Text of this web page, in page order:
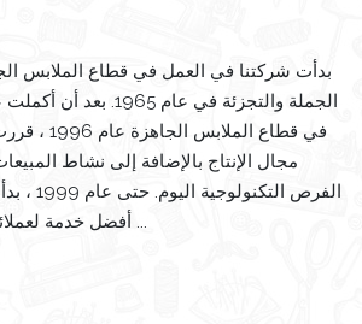
بدأت شركتنا في العمل في قطاع الملابس
الجملة والتجزئة في عام
في قطاع
مجال الإنتاج بالإضافة إلى نشاط
الفرص
أفضل خدمة لعملائها في السوق المحلية ...